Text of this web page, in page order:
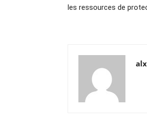
les ressources de